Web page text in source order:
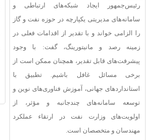
رئیس‌جمهور ایجاد شبکه‌های ارتباطی و
سامانه‌های مدیریتی یکپارچه در حوزه نفت و گاز
را الزامی خواند و با تقدیر از اقدامات فعلی در
زمینه رصد و مانیتورینگ، گفت: با وجود
پیشرفت‌های قابل‌ تقدیر، همچنان ممکن است از
برخی مسائل غافل باشیم. تطبیق با
استانداردهای جهانی، آموزش فناوری‌های نوین و
توسعه سامانه‌های چندجانبه و مؤثر، از
اولویت‌های وزارت نفت در ارتقاء عملکرد
مهندسان و متخصصان است.